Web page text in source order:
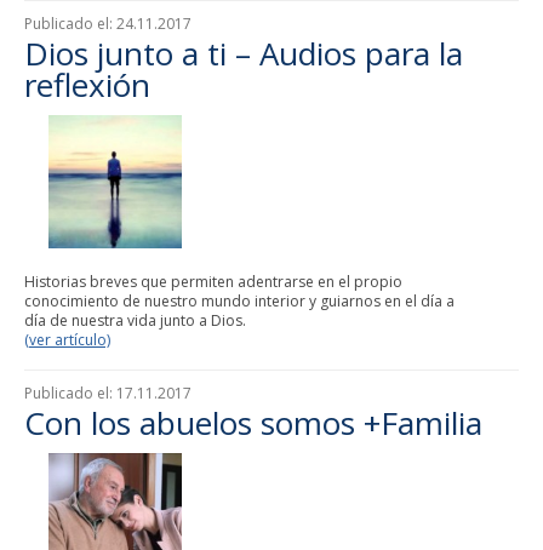
Publicado el: 24.11.2017
Dios junto a ti – Audios para la
reflexión
Historias breves que permiten adentrarse en el propio
conocimiento de nuestro mundo interior y guiarnos en el día a
día de nuestra vida junto a Dios.
(ver artículo)
Publicado el: 17.11.2017
Con los abuelos somos +Familia